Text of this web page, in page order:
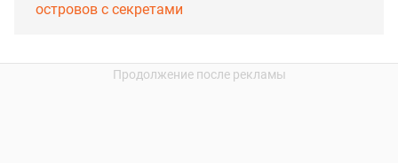
островов с секретами